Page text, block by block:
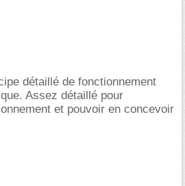
détaillé de fonctionnement
Assez détaillé pour
et pouvoir en concevoir